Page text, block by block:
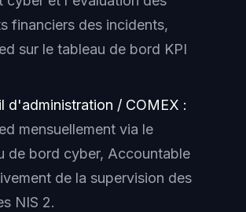
financiers des incidents,
sur le tableau de bord KPI
d'administration / COMEX :
mensuellement via le
de bord cyber, Accountable
de la supervision des
NIS 2.